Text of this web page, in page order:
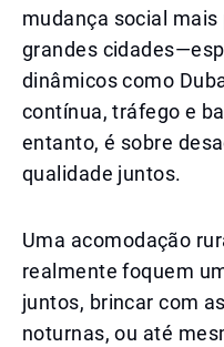
mudança social
grandes
dinâmicos como
contínua, tráfego e
entanto, é sobre
qualidade juntos.
Uma acomodação
realmente foquem
juntos, brincar com
noturnas, ou até